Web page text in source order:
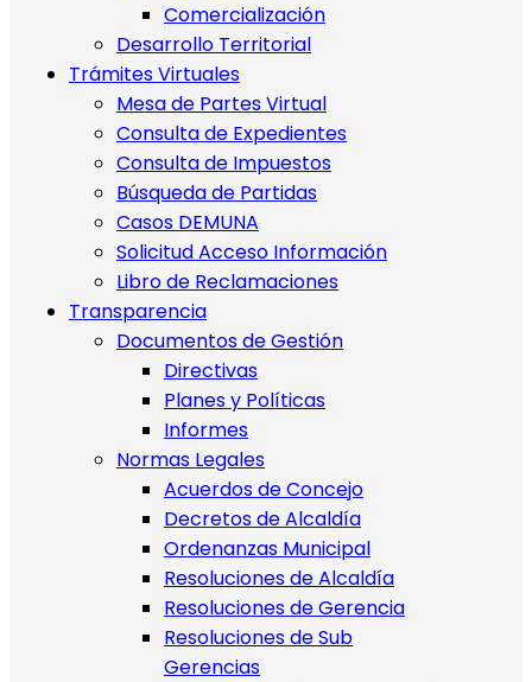
Comercialización
Desarrollo Territorial
Trámites Virtuales
Mesa de Partes Virtual
Consulta de Expedientes
Consulta de Impuestos
Búsqueda de Partidas
Casos DEMUNA
Solicitud Acceso Información
Libro de Reclamaciones
Transparencia
Documentos de Gestión
Directivas
Planes y Políticas
Informes
Normas Legales
Acuerdos de Concejo
Decretos de Alcaldía
Ordenanzas Municipal
Resoluciones de Alcaldía
Resoluciones de Gerencia
Resoluciones de Sub
Gerencias